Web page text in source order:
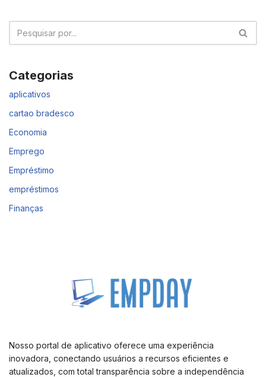
Categorias
aplicativos
cartao bradesco
Economia
Emprego
Empréstimo
empréstimos
Finanças
Nosso portal de aplicativo oferece uma experiência
inovadora, conectando usuários a recursos eficientes e
atualizados, com total transparência sobre a independência